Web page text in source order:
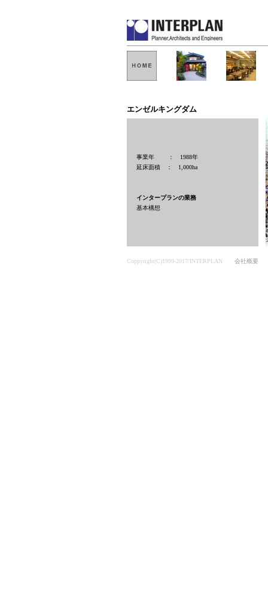
エンゼルキングダム
事業年 ： 1988年
延床面積 ： 1,000ha
インタープランの業務
基本構想